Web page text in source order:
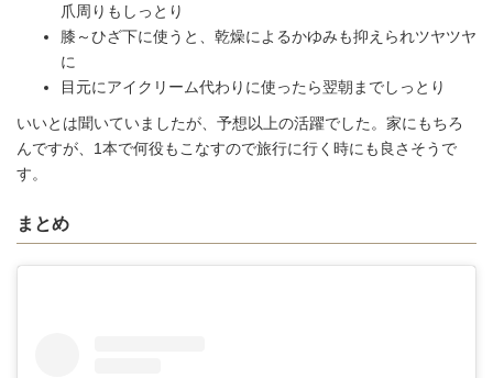
爪周りもしっとり
膝～ひざ下に使うと、乾燥によるかゆみも抑えられツヤツヤ
に
目元にアイクリーム代わりに使ったら翌朝までしっとり
いいとは聞いていましたが、予想以上の活躍でした。家にもちろ
んですが、1本で何役もこなすので旅行に行く時にも良さそうで
す。
まとめ